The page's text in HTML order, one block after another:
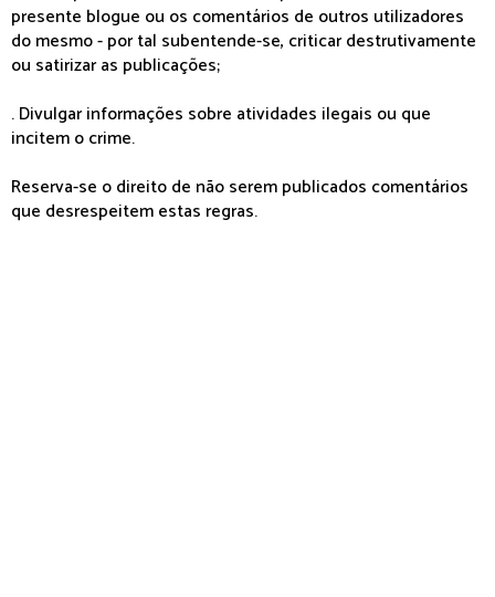
presente blogue ou os comentários de outros utilizadores
do mesmo - por tal subentende-se, criticar destrutivamente
ou satirizar as publicações;
. Divulgar informações sobre atividades ilegais ou que
incitem o crime.
Reserva-se o direito de não serem publicados comentários
que desrespeitem estas regras.